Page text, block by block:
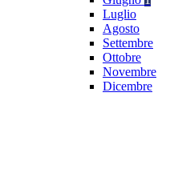
Luglio
Agosto
Settembre
Ottobre
Novembre
Dicembre